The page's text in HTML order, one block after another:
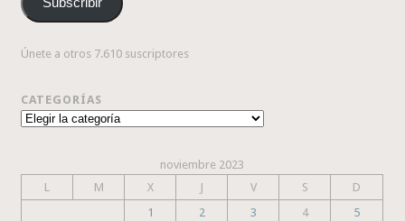
electrónico
Subscribir
Únete a otros 7.610 suscriptores
CATEGORÍAS
Categorías
noviembre 2023
L
M X J V S
D
1
2 3 4
5